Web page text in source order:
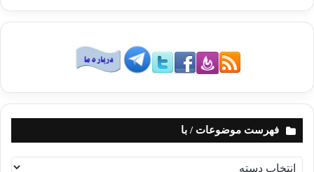
فهرست موضوعات / با